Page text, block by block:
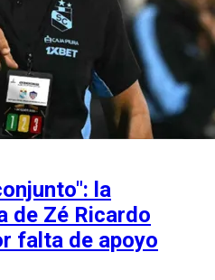
la
de Zé Ricardo
falta de apoyo